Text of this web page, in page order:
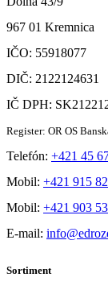
967 01 Kremnica
IČO: 55918077
DIČ: 2122124631
IČ DPH:
Register: OR OS
Telefón: +421 45
Mobil: +421 915
Mobil: +421 903
E-mail:
Sortiment